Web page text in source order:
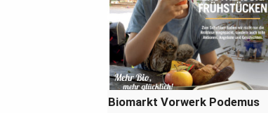
Biomarkt Vorwerk Podemus